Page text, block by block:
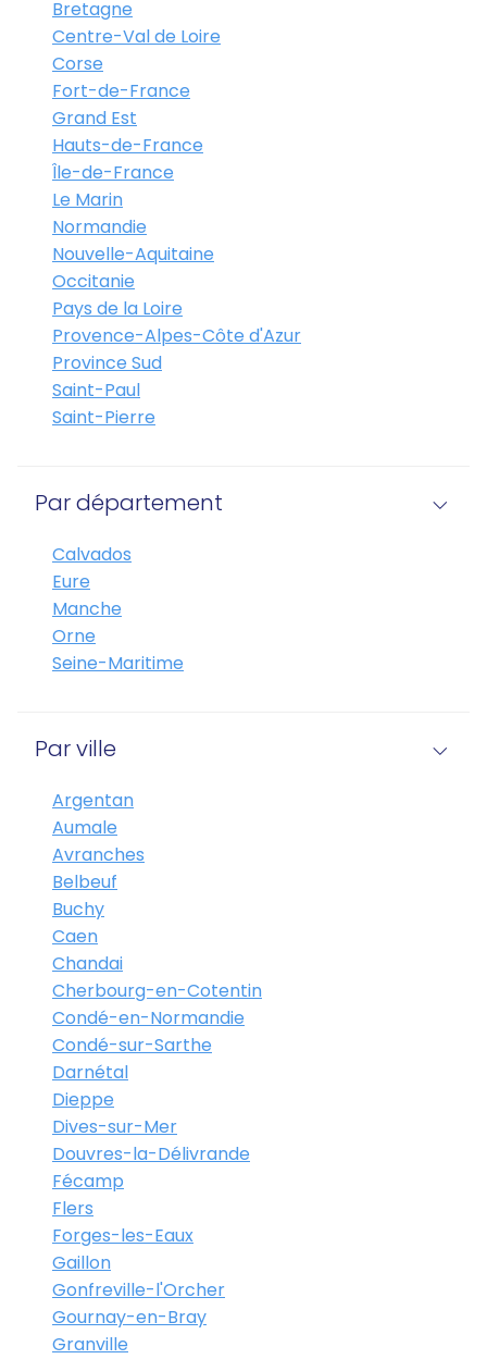
Bretagne
Centre-Val de Loire
Corse
Fort-de-France
Grand Est
Hauts-de-France
Île-de-France
Le Marin
Normandie
Nouvelle-Aquitaine
Occitanie
Pays de la Loire
Provence-Alpes-Côte d'Azur
Province Sud
Saint-Paul
Saint-Pierre
Par département
Calvados
Eure
Manche
Orne
Seine-Maritime
Par ville
Argentan
Aumale
Avranches
Belbeuf
Buchy
Caen
Chandai
Cherbourg-en-Cotentin
Condé-en-Normandie
Condé-sur-Sarthe
Darnétal
Dieppe
Dives-sur-Mer
Douvres-la-Délivrande
Fécamp
Flers
Forges-les-Eaux
Gaillon
Gonfreville-l'Orcher
Gournay-en-Bray
Granville